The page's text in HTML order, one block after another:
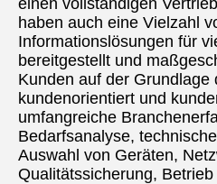
haben auch eine Vielzahl
Informationslösungen für
bereitgestellt und
Kunden auf der Grundlage
kundenorientiert und
umfangreiche
Bedarfsanalyse,
Auswahl von Geräten,
Qualitätssicherung,